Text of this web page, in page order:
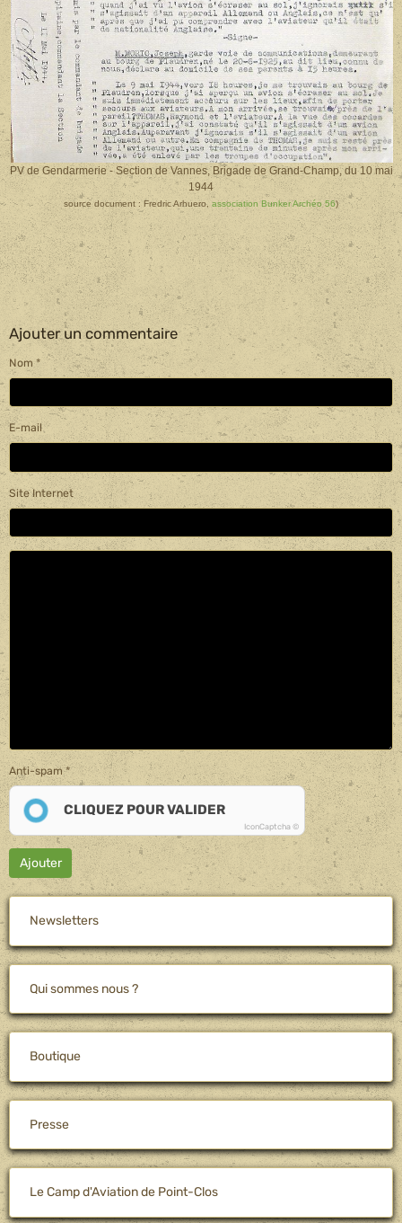
PV de Gendarmerie - Section de Vannes, Brigade de Grand-Champ, du 10 mai
1944
source document : Fredric Arhuero, association Bunker Archéo 56)
Ajouter un commentaire
Nom
E-mail
Site Internet
Anti-spam
CLIQUEZ POUR VALIDER
IconCaptcha ©
Ajouter
Newsletters
Qui sommes nous ?
Boutique
Presse
Le Camp d'Aviation de Point-Clos